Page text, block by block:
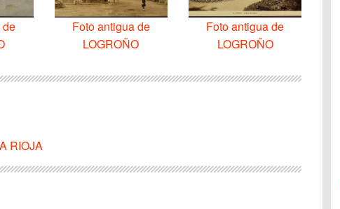
de
Foto antigua de
LOGROÑO
Foto antigua de
LOGROÑO
RIOJA